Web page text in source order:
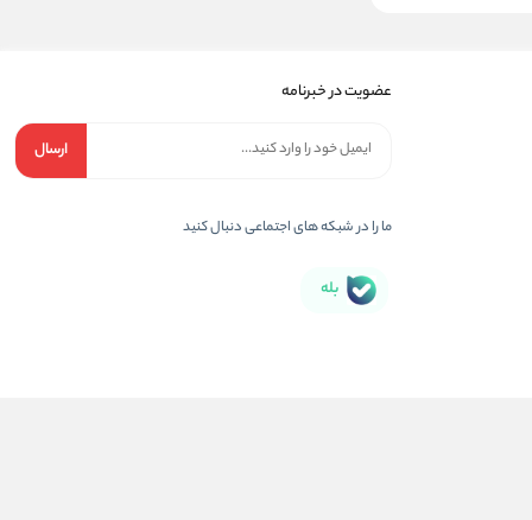
عضویت در خبرنامه
ارسال
ما را در شبکه های اجتماعی دنبال کنید
بله